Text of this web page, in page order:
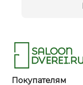
Покупателям